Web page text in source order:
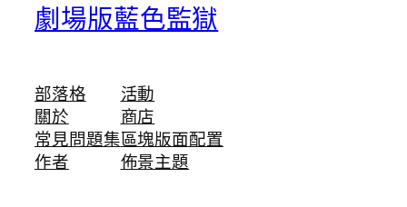
劇場版藍色監獄
部落格
關於
常見問題集
作者
活動
商店
區塊版面配置
佈景主題